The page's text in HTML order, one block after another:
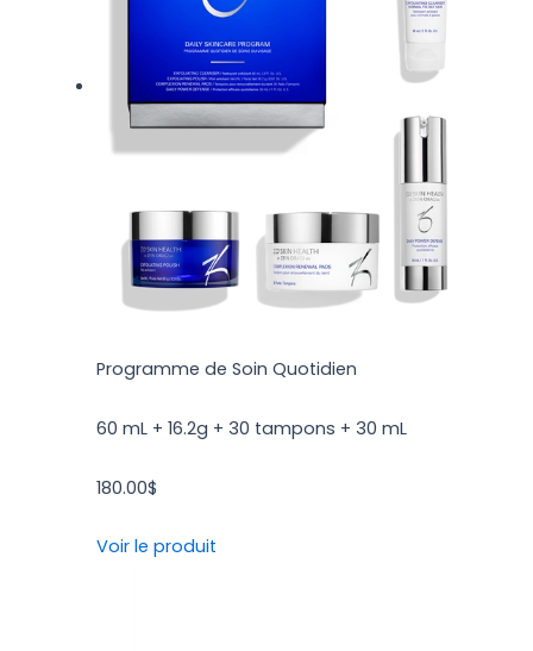
Programme de Soin Quotidien
60 mL + 16.2g + 30 tampons + 30 mL
180.00$
Voir le produit